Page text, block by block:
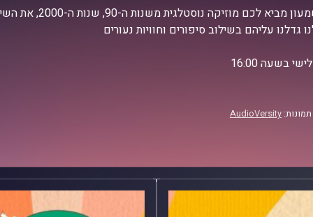
צח שמעון מביא
גדלנו עליהם בשילוב סיפורים וחוויות נעורים
בשעה 16:00
AudioVersity